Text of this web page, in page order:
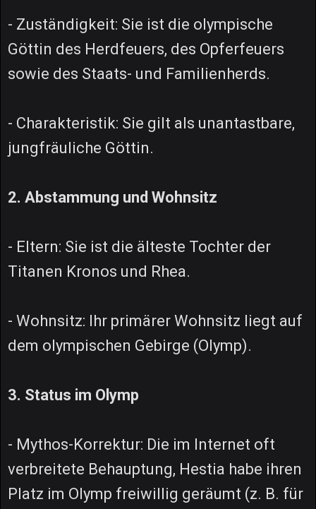
- Zuständigkeit: Sie ist die olympische
Göttin des Herdfeuers, des Opferfeuers
sowie des Staats- und Familienherds.
- Charakteristik: Sie gilt als unantastbare,
jungfräuliche Göttin.
2. Abstammung und Wohnsitz
- Eltern: Sie ist die älteste Tochter der
Titanen Kronos und Rhea.
- Wohnsitz: Ihr primärer Wohnsitz liegt auf
dem olympischen Gebirge (Olymp).
3. Status im Olymp
- Mythos-Korrektur: Die im Internet oft
verbreitete Behauptung, Hestia habe ihren
Platz im Olymp freiwillig geräumt (z. B. für